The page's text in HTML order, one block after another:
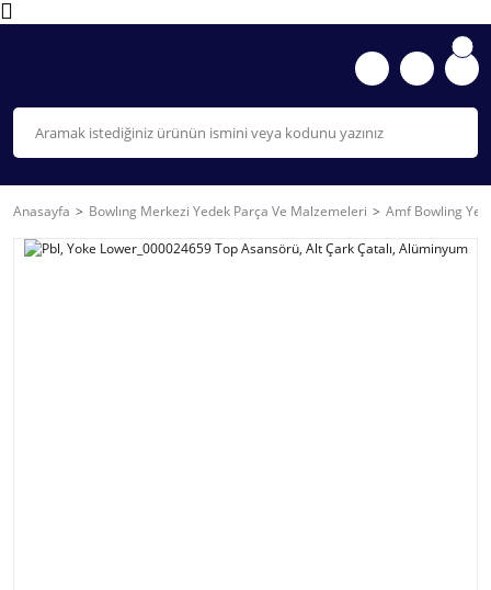
Anasayfa Bowlıng Merkezi Yedek Parça Ve Malzemeleri Amf Bowling